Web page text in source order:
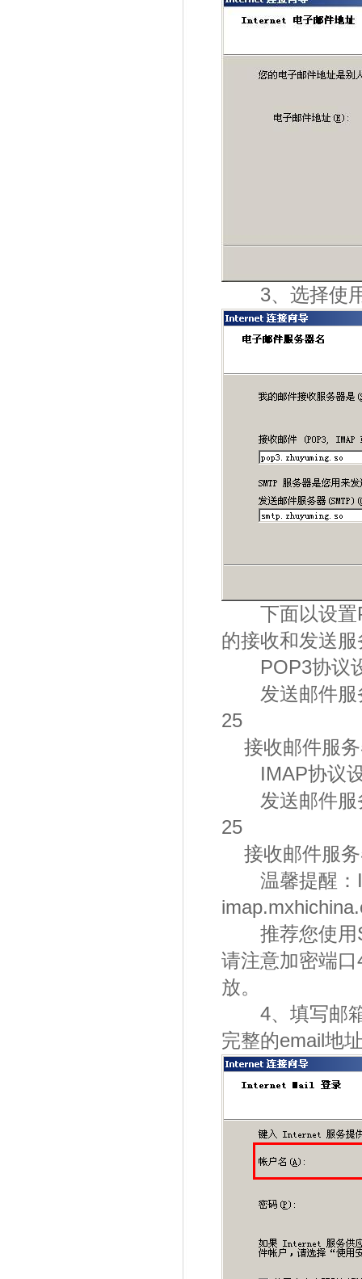
3、选择使用
下面以设置
的接收和发送
POP3协议
发送邮件服务
25
接收邮件服务
IMAP协议
发送邮件服务
25
接收邮件服务
温馨提醒：
推荐您使用
请注意加密端
放。
4、填写邮箱
完整的email地